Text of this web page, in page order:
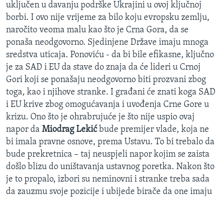
uključen u davanju podrške Ukrajini u ovoj ključnoj
borbi. I ovo nije vrijeme za bilo koju evropsku zemlju,
naročito veoma malu kao što je Crna Gora, da se
ponaša neodgovorno. Sjedinjene Države imaju mnoga
sredstva uticaja. Ponoviću - da bi bile efikasne, ključno
je za SAD i EU da stave do znaja da će lideri u Crnoj
Gori koji se ponašaju neodgovorno biti prozvani zbog
toga, kao i njihove stranke. I građani će znati koga SAD
i EU krive zbog omogućavanja i uvođenja Crne Gore u
krizu. Ono što je ohrabrujuće je što nije uspio ovaj
napor da Miodrag Lekićbude premijer vlade, koja ne
bi imala pravne osnove, prema Ustavu. To bi trebalo da
bude prekretnica – taj neuspjeli napor kojim se zaista
došlo blizu do uništavanja ustavnog poretka. Nakon što
je to propalo, izbori su neminovni i stranke treba sada
da zauzmu svoje pozicije i ubijede birače da one imaju